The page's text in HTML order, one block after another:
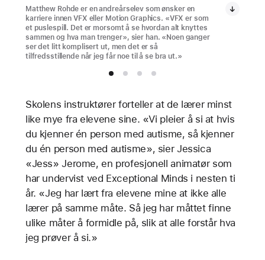
Matthew Rohde er en andreårselev som ønsker en
karriere innen VFX eller Motion Graphics. «VFX er som
et puslespill. Det er morsomt å se hvordan alt knyttes
sammen og hva man trenger», sier han. «Noen ganger
ser det litt komplisert ut, men det er så
tilfredsstillende når jeg får noe til å se bra ut.»
Skolens instruktører forteller at de lærer minst
like mye fra elevene sine. «Vi pleier å si at hvis
du kjenner én person med autisme, så kjenner
du én person med autisme», sier Jessica
«Jess» Jerome, en profesjonell animatør som
har undervist ved Exceptional Minds i nesten ti
år. «Jeg har lært fra elevene mine at ikke alle
lærer på samme måte. Så jeg har måttet finne
ulike måter å formidle på, slik at alle forstår hva
jeg prøver å si.»